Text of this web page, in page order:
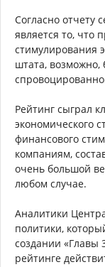
Согласно отчету
является то, что
стимулирования
штата, возможно,
Рейтинг сыграл
экономического
финансового
компаниям,
очень большой
любом случае.
Аналитики
политики,
создании «Главы
рейтинге